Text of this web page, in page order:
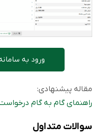
ورود به
مقاله پیشنهادی:
راهنمای گام به گام
سوالات متداول